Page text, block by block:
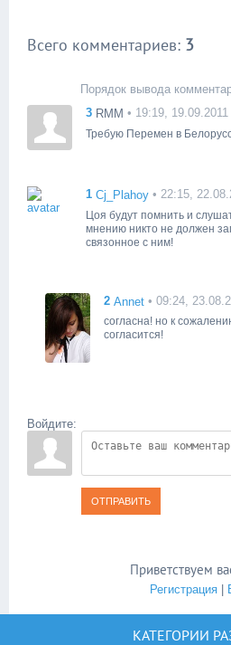
Всего комментариев: 3
Порядок вывода
3 RMM • 19:19, 19.09.2011
Требую Перемен в
1 Cj_Plahoy • 22:15,
Цоя будут помнить и
мнению никто не должен
связонное с ним!
2 Annet • 09:24,
согласна! но к
согласится!
Войдите:
ОТПРАВИТЬ
Приветствуем
Регистрация|
КАТЕГОРИИ